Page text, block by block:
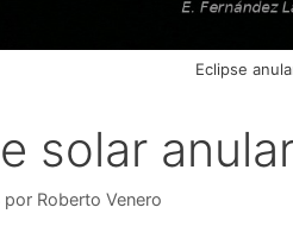
Eclipse
solar
por Roberto Venero